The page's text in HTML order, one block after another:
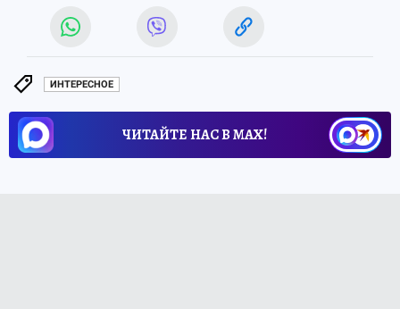
ИНТЕРЕСНОЕ
ЧИТАЙТЕ НАС В МАХ!